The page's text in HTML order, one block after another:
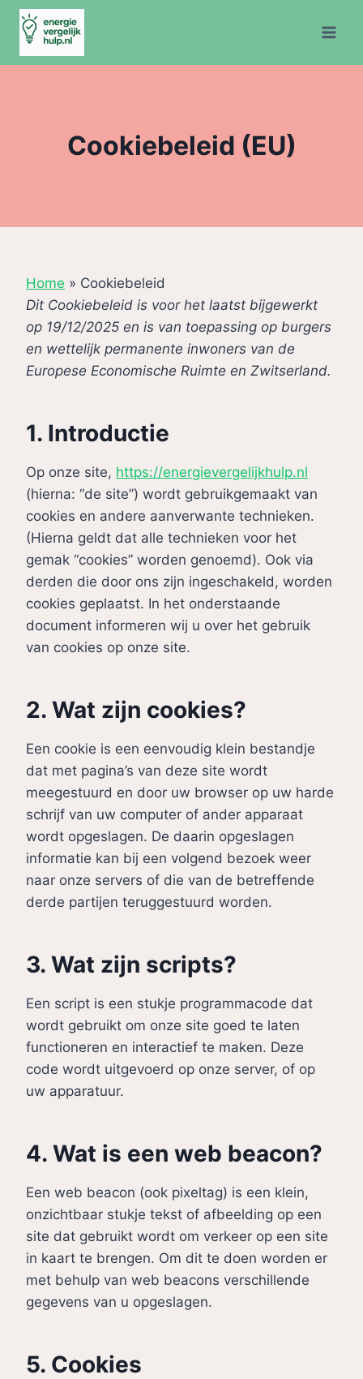
Doorgaan
naar
inhoud
Cookiebeleid (EU)
Home » Cookiebeleid
Dit Cookiebeleid is voor het laatst bijgewerkt
op 19/12/2025 en is van toepassing op burgers
en wettelijk permanente inwoners van de
Europese Economische Ruimte en Zwitserland.
1. Introductie
Op onze site, https://energievergelijkhulp.nl
(hierna: “de site”) wordt gebruikgemaakt van
cookies en andere aanverwante technieken.
(Hierna geldt dat alle technieken voor het
gemak “cookies” worden genoemd). Ook via
derden die door ons zijn ingeschakeld, worden
cookies geplaatst. In het onderstaande
document informeren wij u over het gebruik
van cookies op onze site.
2. Wat zijn cookies?
Een cookie is een eenvoudig klein bestandje
dat met pagina’s van deze site wordt
meegestuurd en door uw browser op uw harde
schrijf van uw computer of ander apparaat
wordt opgeslagen. De daarin opgeslagen
informatie kan bij een volgend bezoek weer
naar onze servers of die van de betreffende
derde partijen teruggestuurd worden.
3. Wat zijn scripts?
Een script is een stukje programmacode dat
wordt gebruikt om onze site goed te laten
functioneren en interactief te maken. Deze
code wordt uitgevoerd op onze server, of op
uw apparatuur.
4. Wat is een web beacon?
Een web beacon (ook pixeltag) is een klein,
onzichtbaar stukje tekst of afbeelding op een
site dat gebruikt wordt om verkeer op een site
in kaart te brengen. Om dit te doen worden er
met behulp van web beacons verschillende
gegevens van u opgeslagen.
5. Cookies